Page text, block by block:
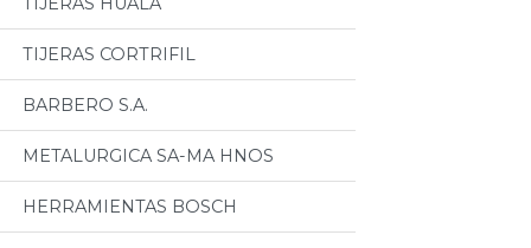
TIJERAS CORTRIFIL
BARBERO S.A.
METALURGICA SA-MA HNOS
HERRAMIENTAS BOSCH